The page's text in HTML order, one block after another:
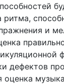
ритма,
и
дефектов
оценка